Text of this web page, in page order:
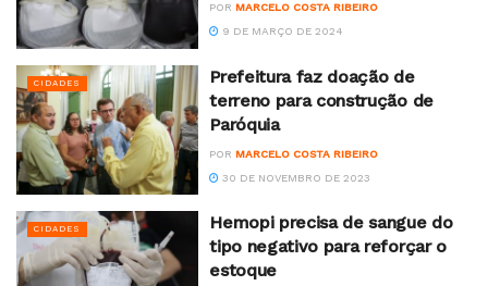
POR MARCELO COSTA RIBEIRO
9 DE MARÇO DE 2024
CIDADES
Prefeitura faz doação de
terreno para construção de
Paróquia
POR MARCELO COSTA RIBEIRO
30 DE NOVEMBRO DE 2023
CIDADES
Hemopi precisa de sangue do
tipo negativo para reforçar o
estoque